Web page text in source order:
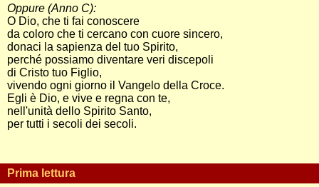
Oppure (Anno C):
O Dio, che ti fai conoscere
da coloro che ti cercano con cuore sincero,
donaci la sapienza del tuo Spirito,
perché possiamo diventare veri discepoli
di Cristo tuo Figlio,
vivendo ogni giorno il Vangelo della Croce.
Egli è Dio, e vive e regna con te,
nell'unità dello Spirito Santo,
per tutti i secoli dei secoli.
Prima lettura